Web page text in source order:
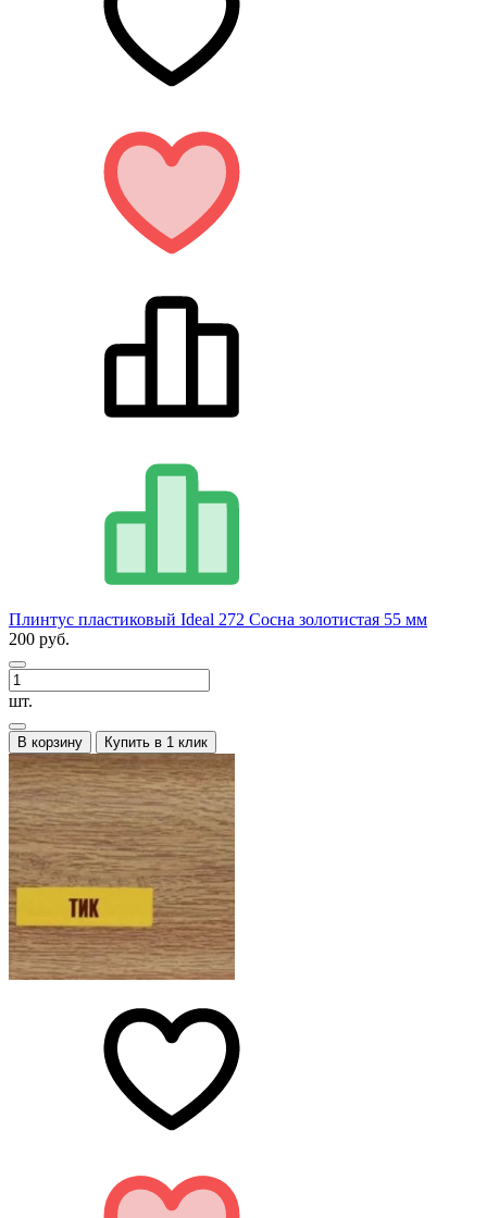
Плинтус пластиковый Ideal 272 Сосна золотистая 55 мм
200 руб.
шт.
В корзину Купить в 1 клик